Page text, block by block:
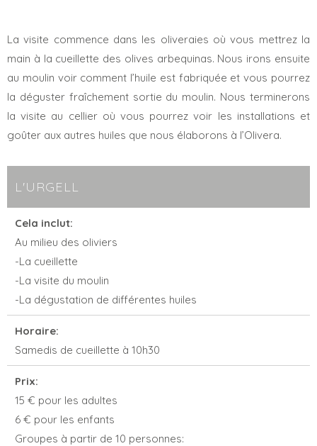
La visite commence dans les oliveraies où vous mettrez la
main à la cueillette des olives arbequinas. Nous irons ensuite
au moulin voir comment l’huile est fabriquée et vous pourrez
la déguster fraîchement sortie du moulin. Nous terminerons
la visite au cellier où vous pourrez voir les installations et
goûter aux autres huiles que nous élaborons à l’Olivera.
L'URGELL
Cela inclut:
Au milieu des oliviers
-La cueillette
-La visite du moulin
-La dégustation de différentes huiles
Horaire:
Samedis de cueillette à 10h30
Prix:
15 € pour les adultes
6 € pour les enfants
Groupes à partir de 10 personnes: